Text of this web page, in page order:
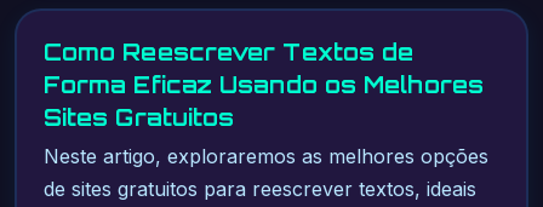
Como Reescrever Textos de
Forma Eficaz Usando os Melhores
Sites Gratuitos
Neste artigo, exploraremos as melhores opções
de sites gratuitos para reescrever textos, ideais